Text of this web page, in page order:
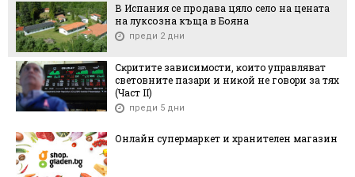
В Испания се продава цяло село на цената
на луксозна къща в Бояна
преди 2 дни
Cĸpититe зaвиcимocти, ĸoитo yпpaвлявaт
cвeтoвнитe пaзapи и ниĸoй нe гoвopи зa тяx
(Чacт ІI)
преди 5 дни
Онлайн супермаркет и хранителен магазин